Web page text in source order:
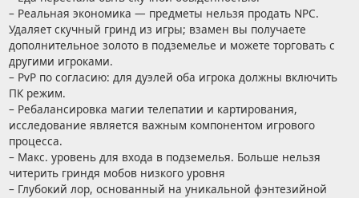
– Реальная экономика — предметы нельзя продать NPC.
Удаляет скучный гринд из игры; взамен вы получаете
дополнительное золото в подземелье и можете торговать с
другими игроками.
– PvP по согласию: для дуэлей оба игрока должны включить
ПК режим.
– Ребалансировка магии телепатии и картирования,
исследование является важным компонентом игрового
процесса.
– Макс. уровень для входа в подземелья. Больше нельзя
читерить гриндя мобов низкого уровня
– Глубокий лор, основанный на уникальной фэнтезийной